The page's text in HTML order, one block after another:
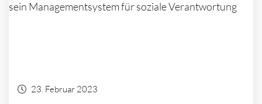
23. Februar 2023